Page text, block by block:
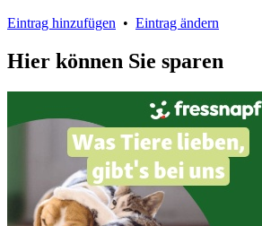
Eintrag hinzufügen • Eintrag ändern
Hier können Sie sparen